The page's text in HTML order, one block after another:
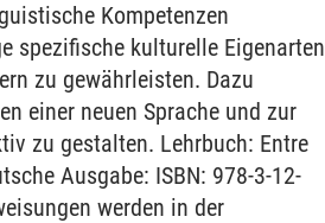
Kompetenzen
spezifische kulturelle Eigenarten
zu gewährleisten. Dazu
einer neuen Sprache und zur
zu gestalten. Lehrbuch: Entre
Ausgabe: ISBN: 978-3-12-
werden in der